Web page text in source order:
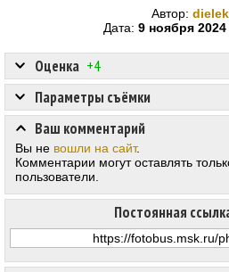
Автор:
Дата: 9 ноября 2024
Оценка +4
Постоянная
Параметры съёмки
Ваш комментарий
Вы не вошли на сайт.
Комментарии могут оставлять
пользователи.